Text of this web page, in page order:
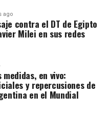
ago
contra el DT de Egipto
Milei en sus redes
en vivo:
y repercusiones de
en el Mundial